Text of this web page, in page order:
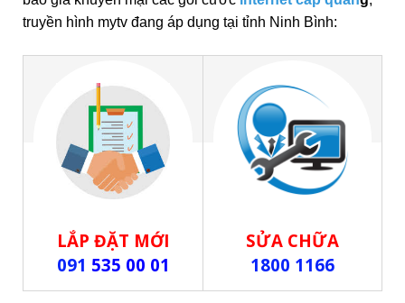
truyền hình mytv đang áp dụng tại tỉnh Ninh Bình:
LẮP ĐẶT MỚI
091 535 00 01
SỬA CHỮA
1800 1166